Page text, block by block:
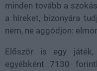
minden tovább a
a híreket, bizonyára
nem, ne aggódjon:
Először is egy
egyébként 7130